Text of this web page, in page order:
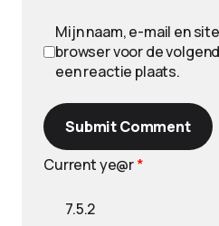
Mijn naam, e-mail en
browser voor de
een reactie plaats.
Submit Comment
Current ye@r*